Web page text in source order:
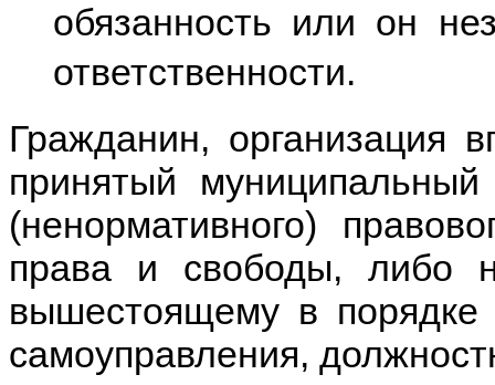
обязанность или он
ответственности.
Гражданин, организация
принятый
(ненормативного)
права и свободы, либо
вышестоящему в порядке
самоуправления,